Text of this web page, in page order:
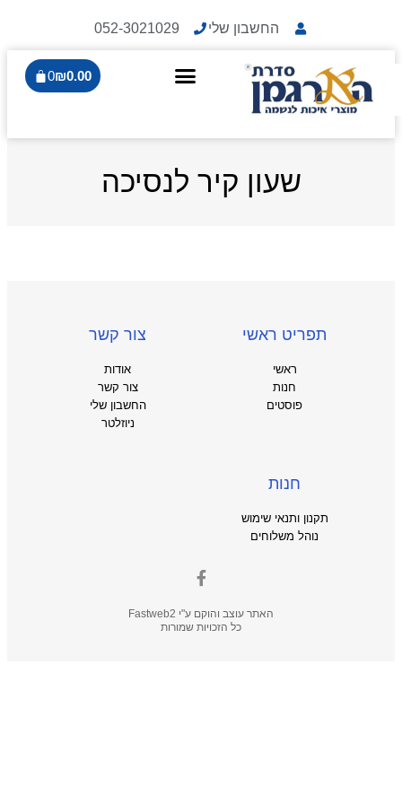
החשבון שלי 052-3021029
₪0.00
0
שעון קיר לנסיכה
תפריט ראשי
ראשי
חנות
פוסטים
צור קשר
אודות
צור קשר
החשבון שלי
ניוזלטר
חנות
תקנון ותנאי שימוש
נוהל משלוחים
האתר עוצב והוקם ע"י Fastweb2
כל הזכויות שמורות